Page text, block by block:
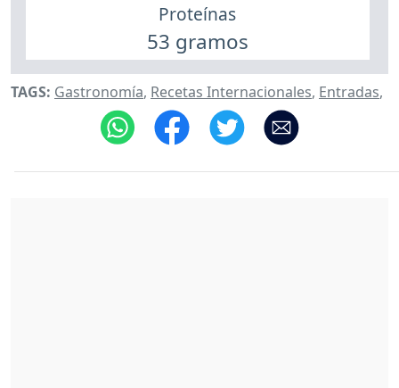
Proteínas
53 gramos
TAGS: Gastronomía, Recetas Internacionales, Entradas,